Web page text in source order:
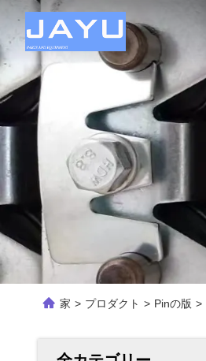
家 > プロダクト > Pinの版 >